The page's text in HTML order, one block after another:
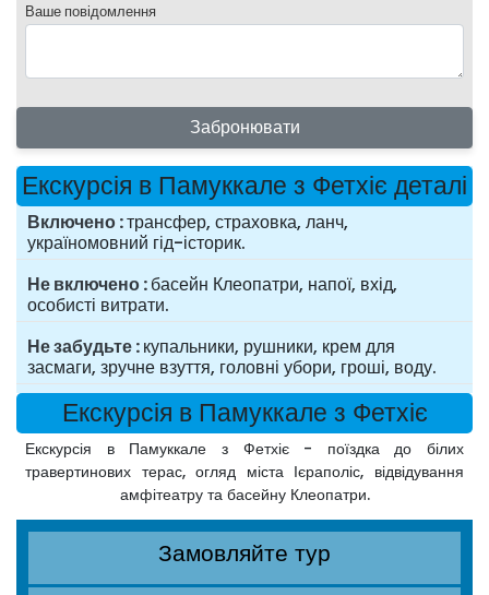
Ваше повідомлення
Забронювати
Екскурсія в Памуккале з Фетхіє деталі
Включено трансфер, страховка, ланч,
україномовний гід-історик.
Не включено басейн Клеопатри, напої, вхід,
особисті витрати.
Не забудьте купальники, рушники, крем для
засмаги, зручне взуття, головні убори, гроші, воду.
Екскурсія в Памуккале з Фетхіє
Екскурсія в Памуккале з Фетхіє - поїздка до білих
травертинових терас, огляд міста Ієраполіс, відвідування
амфітеатру та басейну Клеопатри.
Замовляйте тур